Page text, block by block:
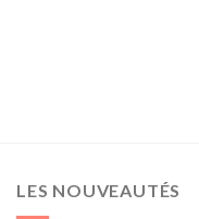
LES NOUVEAUTÉS